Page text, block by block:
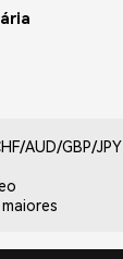
AUD/GBP/JPY